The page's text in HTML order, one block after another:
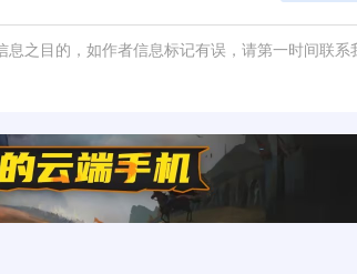
之目的，如作者信息标记有误，请第一时间联系